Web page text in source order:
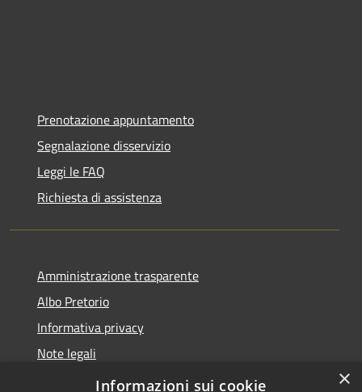
Prenotazione appuntamento
Segnalazione disservizio
Leggi le FAQ
Richiesta di assistenza
Amministrazione trasparente
Albo Pretorio
Informativa privacy
Note legali
Dichiarazione di accessibilità
×
Informazioni sui cookie